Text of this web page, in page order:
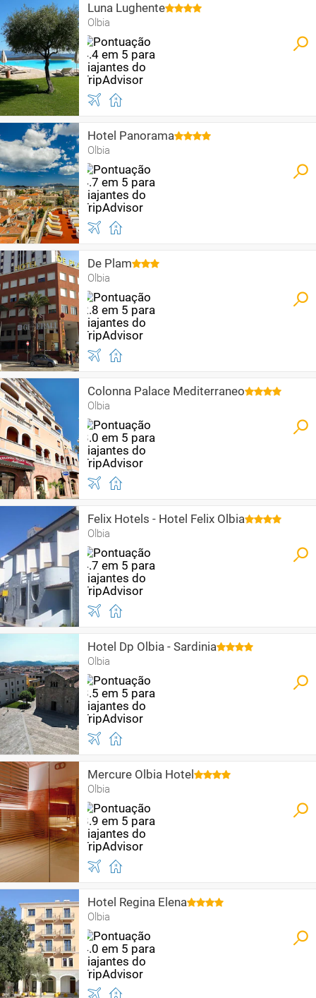
Luna Lughente
Olbia
Hotel Panorama
Olbia
De Plam
Olbia
Colonna Palace Mediterraneo
Olbia
Felix Hotels - Hotel Felix Olbia
Olbia
Hotel Dp Olbia - Sardinia
Olbia
Mercure Olbia Hotel
Olbia
Hotel Regina Elena
Olbia